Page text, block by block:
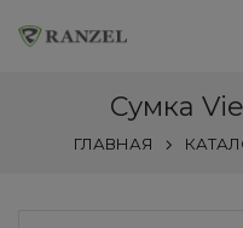
Сумка
ГЛАВНАЯ